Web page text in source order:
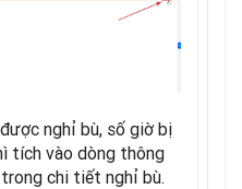
nghỉ bù, số giờ bị
tích vào dòng thông
chi tiết nghỉ bù.